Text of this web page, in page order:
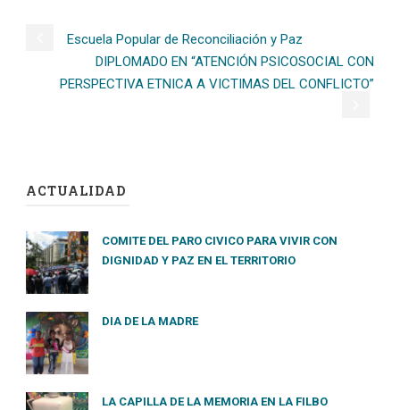
Escuela Popular de Reconciliación y Paz
DIPLOMADO EN “ATENCIÓN PSICOSOCIAL CON
PERSPECTIVA ETNICA A VICTIMAS DEL CONFLICTO”
ACTUALIDAD
COMITE DEL PARO CIVICO PARA VIVIR CON
DIGNIDAD Y PAZ EN EL TERRITORIO
DIA DE LA MADRE
LA CAPILLA DE LA MEMORIA EN LA FILBO